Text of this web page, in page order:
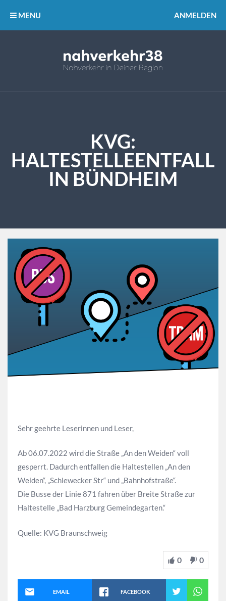
MENU ANMELDEN
KVG:
HALTESTELLEENTFALL
IN BÜNDHEIM
Sehr geehrte Leserinnen und Leser,
Ab 06.07.2022 wird die Straße „An den Weiden“ voll
gesperrt. Dadurch entfallen die Haltestellen „An den
Weiden“, „Schlewecker Str“ und „Bahnhofstraße“.
Die Busse der Linie 871 fahren über Breite Straße zur
Haltestelle „Bad Harzburg Gemeindegarten.“
Quelle: KVG Braunschweig
0 0
EMAIL FACEBOOK